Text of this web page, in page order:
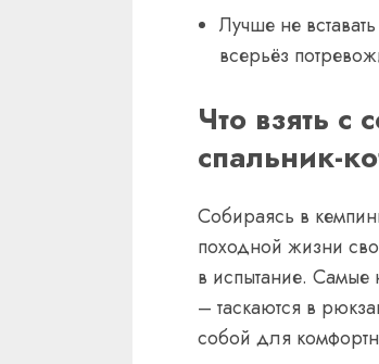
Лучше не
всерьёз
Что взять с
спальник-
Собираясь в
походной жизни
в испытание.
– таскаются в
собой для